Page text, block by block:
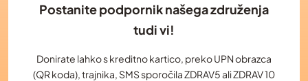
Postanite podpornik našega združenja
tudi vi!
Donirate lahko s kreditno kartico, preko UPN obrazca
(QR koda), trajnika, SMS sporočila ZDRAV5 ali ZDRAV 10